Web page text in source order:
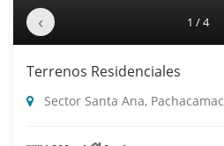
‹ 1 / 4
Terrenos Residenciales
Sector Santa Ana, Pachacamac